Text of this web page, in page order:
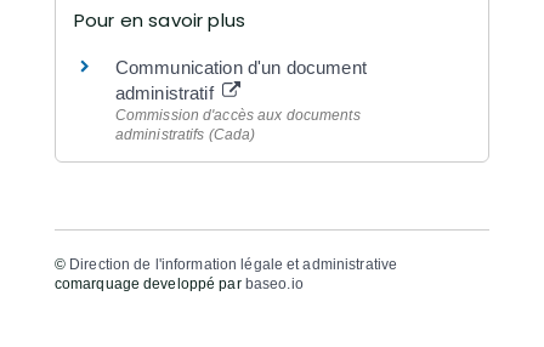
Pour en savoir plus
Communication d'un document
administratif
Commission d'accès aux documents
administratifs (Cada)
© Direction de l'information légale et administrative
comarquage developpé par baseo.io